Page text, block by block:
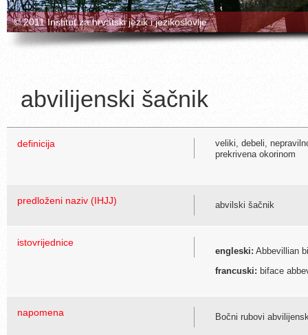
© 2011 Institut za hrvatski jezik i jezikoslovlje
abvilijenski šačnik
definicija
veliki, debeli,
prekrivena okorinom
predloženi naziv (IHJJ) abvilski šačnik
istovrijednice
engleski: Abbevillian
francuski: biface
napomena Bočni rubovi